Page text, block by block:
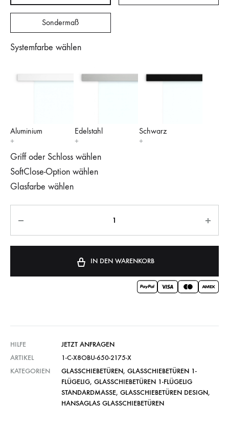
Sondermaß
Systemfarbe wählen
Aluminium Edelstahl Schwarz
Griff oder Schloss wählen
SoftClose-Option wählen
Glasfarbe wählen
IN DEN WARENKORB
HILFE
JETZT ANFRAGEN
ARTIKEL
1-C-X8OBU-650-2175-X
KATEGORIEN
GLASSCHIEBETÜREN, GLASSCHIEBETÜREN 1-
FLÜGELIG, GLASSCHIEBETÜREN 1-FLÜGELIG
STANDARDMASSE , GLASSCHIEBETÜREN DESIGN,
HANSAGLAS GLASSCHIEBETÜREN